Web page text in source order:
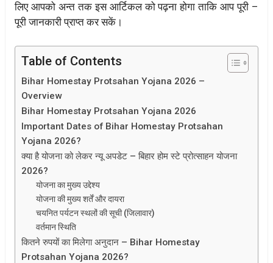
लिए आपको अन्त तक इस आर्टिकल को पढ़ना होगा ताकि आप पूरी –
पूरी जानकारी प्राप्त कर सकें।
Table of Contents
Bihar Homestay Protsahan Yojana 2026 –
Overview
Bihar Homestay Protsahan Yojana 2026
Important Dates of Bihar Homestay Protsahan
Yojana 2026?
क्या है योजना को लेकर न्यू अपडेट – बिहार होम स्टे प्रोत्साहन योजना
2026?
योजना का मुख्य उद्देश्य
योजना की मुख्य शर्तें और दायरा
चयनित पर्यटन स्थलों की सूची (जिलावार)
वर्तमान स्थिति
कितने रुपयों का मिलेगा अनुदान – Bihar Homestay
Protsahan Yojana 2026?